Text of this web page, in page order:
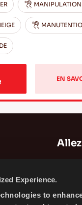
Experience.
to
MANIPULATION
EN